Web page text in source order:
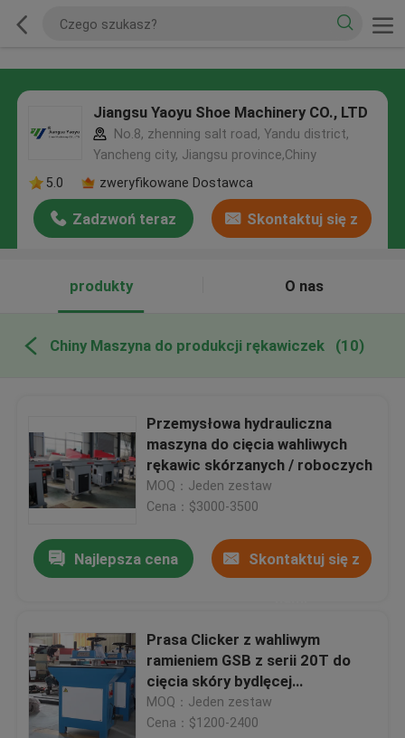
Jiangsu Yaoyu Shoe Machinery CO., LTD
No.8, zhenning salt road, Yandu district,
Yancheng city, Jiangsu province,Chiny
5.0
zweryfikowane Dostawca
Zadzwoń teraz Skontaktuj się z
produkty
O nas
Chiny Maszyna do produkcji rękawiczek (10)
Przemysłowa hydrauliczna
maszyna do cięcia wahliwych
rękawic skórzanych / roboczych
MOQ：Jeden zestaw
Cena：$3000-3500
Najlepsza cena Skontaktuj się z
Prasa Clicker z wahliwym
ramieniem GSB z serii 20T do
cięcia skóry bydlęcej
dwoinowanej
MOQ：Jeden zestaw
Cena：$1200-2400